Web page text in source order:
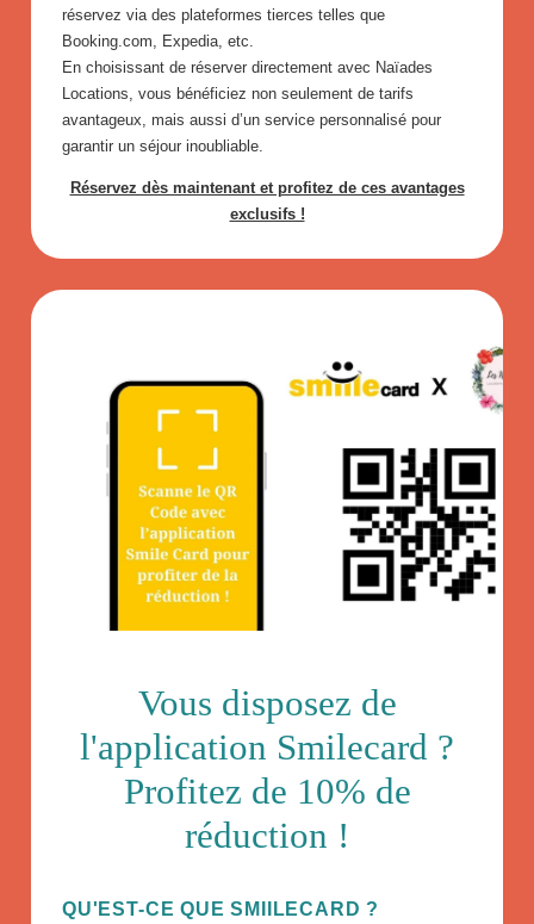
réservez via des plateformes tierces telles que
Booking.com, Expedia, etc.
En choisissant de réserver directement avec Naïades
Locations, vous bénéficiez non seulement de tarifs
avantageux, mais aussi d’un service personnalisé pour
garantir un séjour inoubliable.
Réservez dès maintenant et profitez de ces avantages
exclusifs !
Vous disposez de
l'application Smilecard ?
Profitez de 10% de
réduction !
QU'EST-CE QUE SMIILECARD ?
NOS VILLAS
NOS APPARTEMENTS ET BUNGALOWS
CONTACTEZ-NOUS